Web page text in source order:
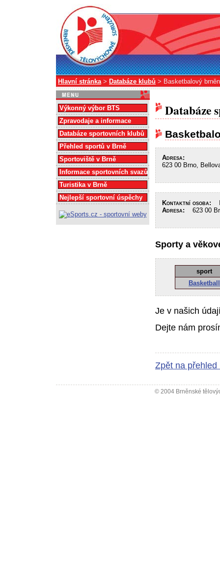
Hlavní stránka> Databáze klubů > Basketbalový
Databáze
Adresa:
623 00 Brno,
Kontaktní osoba:
Adresa: 623 00
Sporty a
sport
Basketball
Je v našich
Dejte nám
Zpět na přehled
Výkonný výbor BTS
Zpravodaje a informace
Databáze sportovních klubů
Přehled sportů v Brně
Sportoviště v Brně
Informace sportovních svazů
Turistika v Brně
Nejlepší sportovní úspěchy
© 2004 Brněnské